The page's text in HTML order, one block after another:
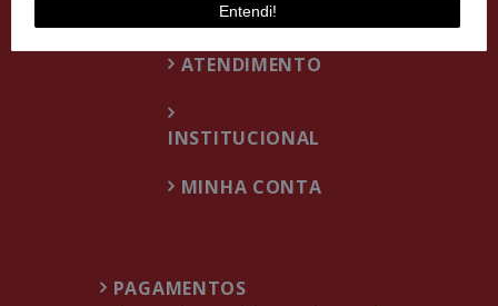
Entendi!
ATENDIMENTO
INSTITUCIONAL
MINHA CONTA
PAGAMENTOS